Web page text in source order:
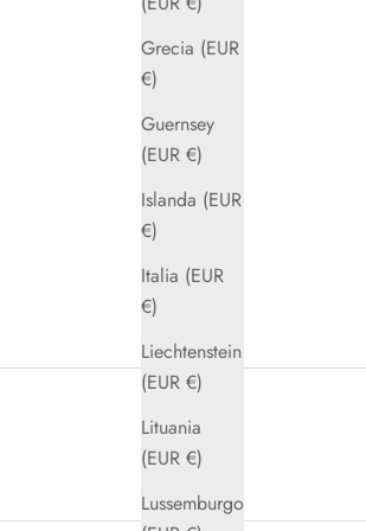
Grecia (EUR
€)
Guernsey
(EUR €)
Islanda (EUR
€)
Italia (EUR
€)
Liechtenstein
(EUR €)
Lituania
(EUR €)
Lussemburgo